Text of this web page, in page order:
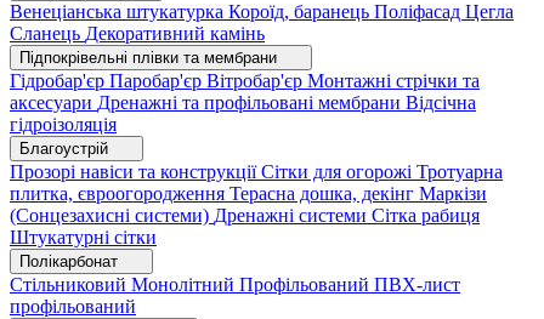
Венеціанська штукатурка Короїд, баранець Поліфасад Цегла
Сланець Декоративний камінь
Підпокрівельні плівки та мембрани
Гідробар'єр Паробар'єр Вітробар'єр Монтажні стрічки та
аксесуари Дренажні та профільовані мембрани Відсічна
гідроізоляція
Благоустрій
Прозорі навіси та конструкціїСітки для огорожі Тротуарна
плитка, євроогородження Терасна дошка, декінг Маркізи
(Сонцезахисні системи) Дренажні системи Сітка рабиця
Штукатурні сітки
Полікарбонат
Стільниковий Монолітний Профільований ПВХ-лист
профільований